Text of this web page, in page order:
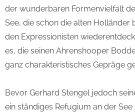
der wunderbaren Formenvielfalt
See, die schon die alten Holländer
den Expressionisten
es, die seinen Ahrenshooper
ganz charakteristisches Gepräge
Bevor Gerhard Stengel jedoch
ein ständiges Refugium an der